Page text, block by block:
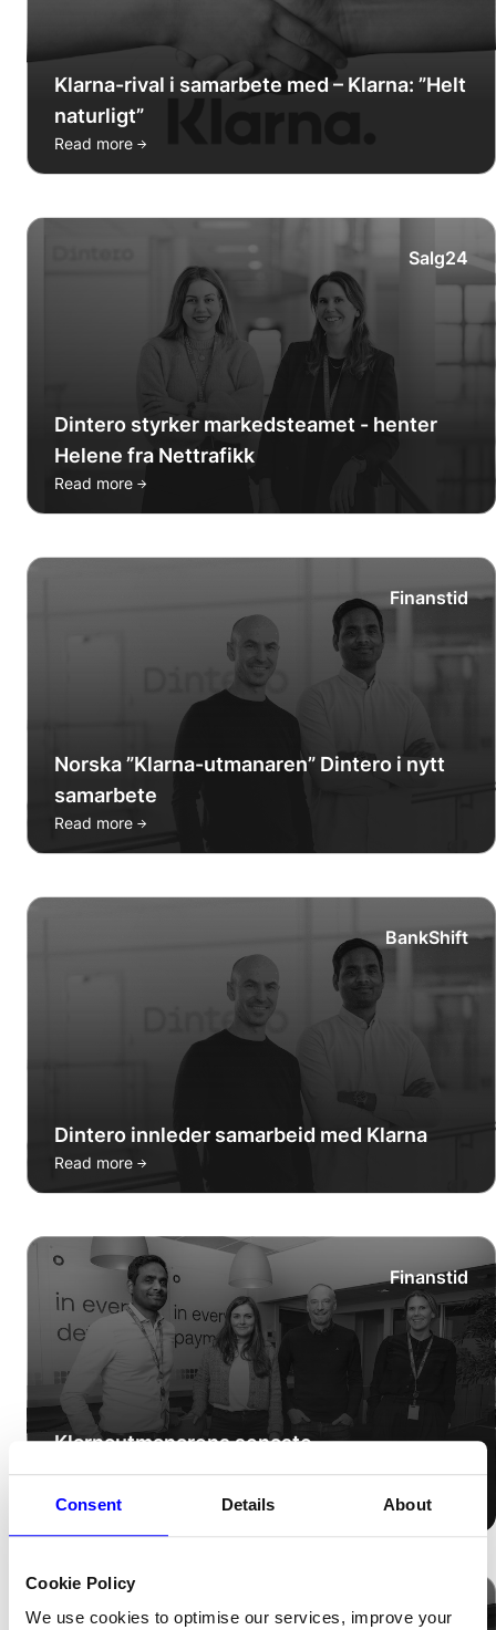
Consent Details About
Cookie Policy
We use cookies to optimise our services, improve your
Klarna-rival i samarbete med – Klarna: ”Helt
naturligt”
Read more →
Salg24
Dintero styrker markedsteamet - henter
Helene fra Nettrafikk
Read more →
Finanstid
Norska ”Klarna-utmanaren” Dintero i nytt
samarbete
Read more →
BankShift
Dintero innleder samarbeid med Klarna
Read more →
Finanstid
Klarnautmanarens senaste
investeringsrunda övertecknad
Read more
Shifter